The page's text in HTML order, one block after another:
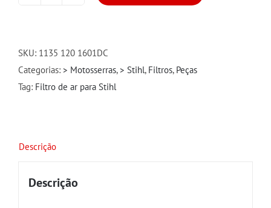
para
Stihl
361
SKU: 1135 120 1601DC
Categorias: > Motosserras,> Stihl, Filtros, Peças
Tag: Filtro de ar para Stihl
Descrição
Descrição